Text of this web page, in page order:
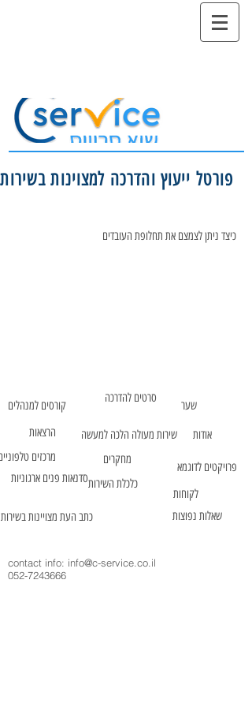
פורטל ייעוץ והדרכה למצוינות בשירות
כיצד ניתן לצמצם את תחלופת העובדים
שער
אודות
פרויקטים לדוגמא
סרטים להדרכה
סדנאות פנים ארגוניות
מרכזים
שירות מעולה הלכה למעשה
מחקרים
שאלות נפוצות כתב העת מצויינות בשירות
לקוחות
הרצאות
קורסים למנהלים
כלכלת השירות
contact info: info@c-service.co.il
052-7243666